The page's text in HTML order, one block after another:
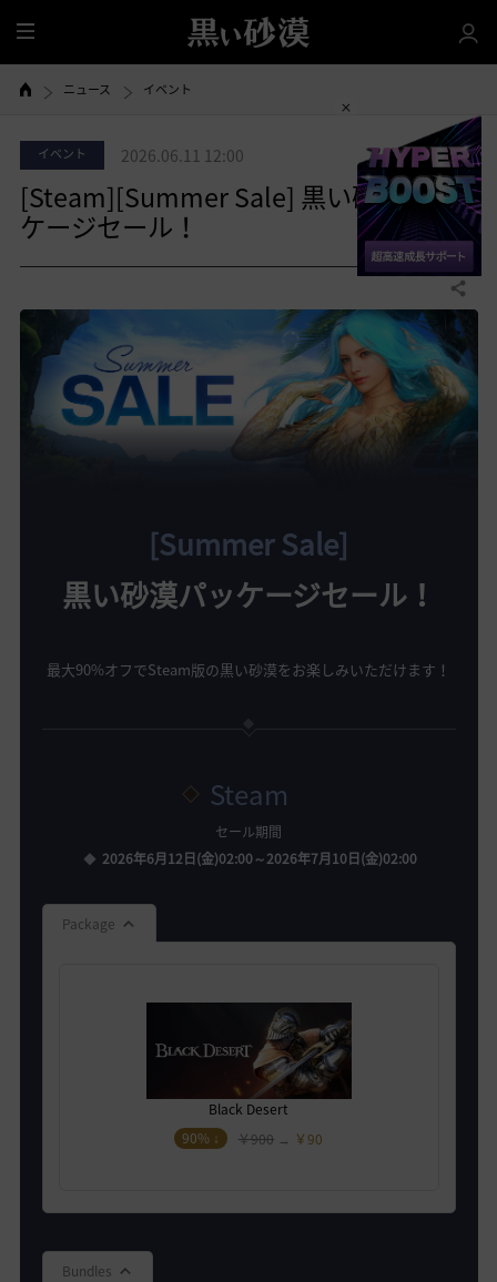
全
体
ニュース イベント
イベント 2026.06.11 12:00
[Steam][Summer Sale] 黒い砂漠パッ
ケージセール！
共有する
[Summer Sale]
黒い砂漠パッケージセール！
最大90%オフでSteam版の黒い砂漠をお楽しみいただけます！
Steam
セール期間
2026年6月12日(金)02:00～2026年7月10日(金)02:00
Package
Black Desert
90% ↓
￥900 → ￥90
Bundles